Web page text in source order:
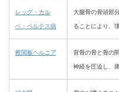
レッグ・カル
ベ・ペルテス病
大腿骨の骨頭部
ることにより、
椎間板ヘルニア
背骨の骨と骨の
神経を圧迫し、